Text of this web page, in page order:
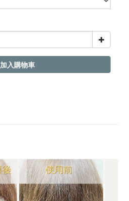
加入購物車